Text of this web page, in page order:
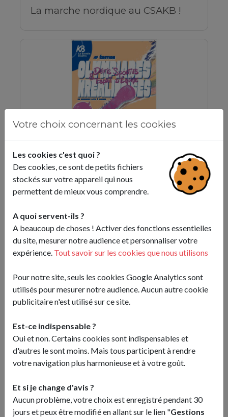
La marche nordique au CSAKB !
La ville organise la 4e édition de
ses olympiades !
Un énorme merci pour cette 1ère
soirée Blackminton mémorable !
Votre choix concernant les cookies
Les cookies c'est quoi ?
Des cookies, ce sont de petits fichiers
stockés sur votre appareil qui nous
permettent de mieux vous comprendre.
A quoi servent-ils ?
A beaucoup de choses ! Activer des fonctions essentielles
du site, mesurer notre audience et personnaliser votre
expérience. Tout savoir sur les cookies que nous utilisons
Pour notre site, seuls les cookies Google Analytics sont
utilisés pour mesurer notre audience. Aucun autre cookie
publicitaire n'est utilisé sur ce site.
Est-ce indispensable ?
Oui et non. Certains cookies sont indispensables et
d'autres le sont moins. Mais tous participent à rendre
votre navigation plus harmonieuse et à votre goût.
Et si je change d'avis ?
Aucun problème, votre choix est enregistré pendant 30
jours et peux être modifié en allant sur le lien "Gestions